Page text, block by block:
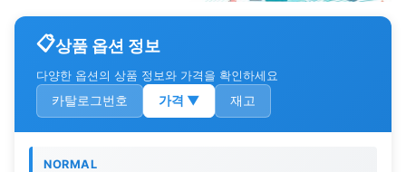
상품 옵션 정보
다양한 옵션의 상품 정보와 가격을 확인하세요
카탈로그번호 가격 ▼ 재고
NORMAL